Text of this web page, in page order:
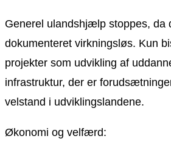
Generel ulandshjælp stoppes, da
dokumenteret virkningsløs. Kun
projekter som udvikling af
infrastruktur, der er
velstand i udviklingslandene.
Økonomi og velfærd: